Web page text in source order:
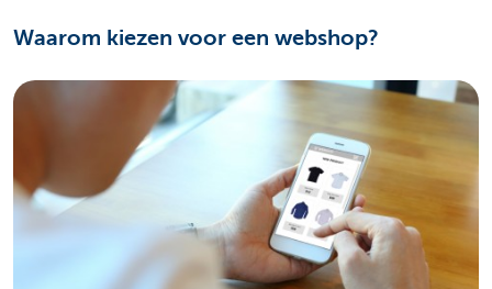
Waarom kiezen voor een webshop?